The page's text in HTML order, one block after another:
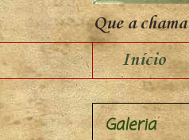
Que a
Início
Galeria